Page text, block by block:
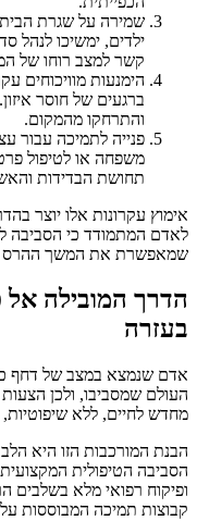
שמירה על שגרת
ילדים, ימשיכו לנהל
קשר למצב רוחו של
הימנעות מוויכוחים
ברגעים של חוסר
והתרחקו מהמקום.
פנייה לתמיכה עבור
משפחה או לטיפול
תחושת הבדידות
אימוץ עקרונות אלו יוצר
לאדם המתמודד כי הסביבה
שמאפשרת את המשך ההרס
הדרך המובילה אל
בעזרה
אדם שנמצא במצב של דחף
העולם שמסביבו, ולכן
מחדש לחיים, ללא שיפוטיות,
הבנת המורכבות הזו היא
הסביבה הטיפולית
ופיקוח רפואי מלא בשלבים
קבוצות תמיכה המבוססות על מודל 12 הצעדים, ושיחות